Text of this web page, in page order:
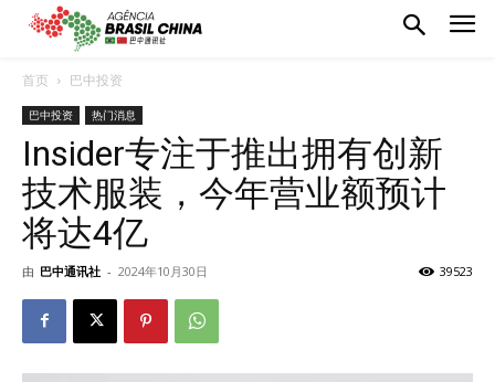
首页 巴中投资
巴中投资 热门消息
Insider专注于推出拥有创新
技术服装，今年营业额预计
将达4亿
由 巴中通讯社 - 2024年10月30日 39523